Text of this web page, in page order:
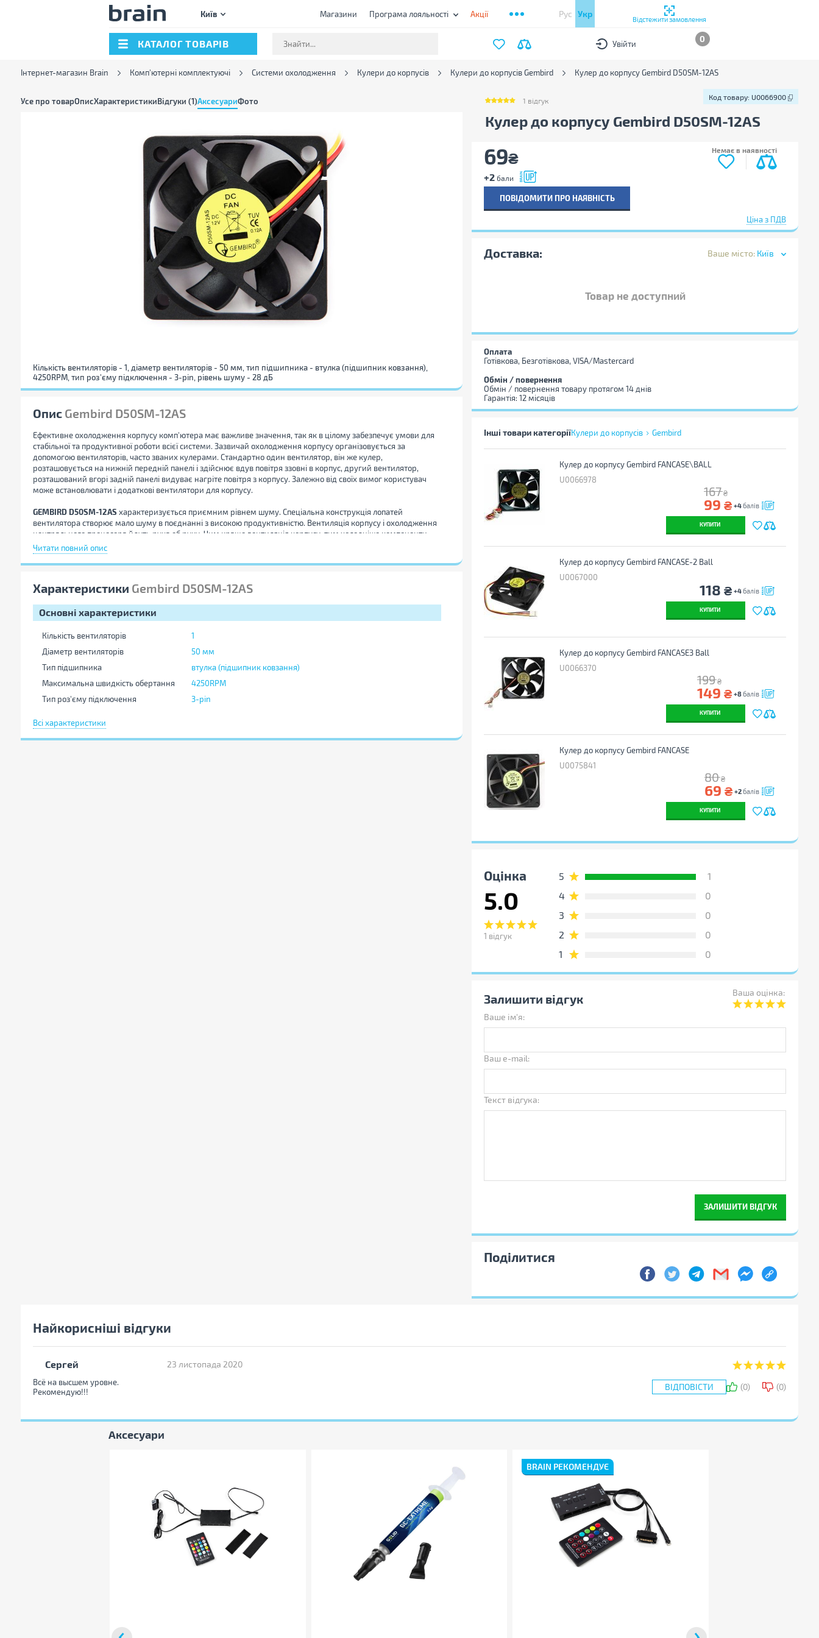
Київ Магазини Програма лояльності Акції Рус Укр
Відстежити замовлення
КАТАЛОГ ТОВАРІВ Увійти 0
Інтернет-магазин Brain Комп'ютерні комплектуючі Системи охолодження Кулери до корпусів Кулери до корпусів Gembird Кулер до корпусу Gembird D50SM-12AS
Усе про товарОписХарактеристикиВідгуки (1)АксесуариФото 1 відгук Код товару: U0066900
Кількість вентиляторів - 1, діаметр вентиляторів - 50 мм, тип підшипника - втулка (підшипник ковзання),
4250RPM, тип роз'єму підключення - 3-pin, рівень шуму - 28 дБ
Опис Gembird D50SM-12AS
Ефективне охолодження корпусу комп'ютера має важливе значення, так як в цілому забезпечує умови для
стабільної та продуктивної роботи всієї системи. Зазвичай охолодження корпусу організовується за
допомогою вентиляторів, часто званих кулерами. Стандартно один вентилятор, він же кулер,
розташовується на нижній передній панелі і здійснює вдув повітря ззовні в корпус, другий вентилятор,
розташований вгорі задній панелі видуває нагріте повітря з корпусу. Залежно від своїх вимог користувач
може встановлювати і додаткові вентилятори для корпусу.
GEMBIRD D50SM-12AS характеризується приємним рівнем шуму. Спеціальна конструкція лопатей
вентилятора створює мало шуму в поєднанні з високою продуктивністю. Вентиляція корпусу і охолодження
центрального процесора йдуть рука об руку. Чим краще вентиляція корпусу, тим холодніше компоненти,
тим стабільніше робота комп'ютера.
Читати повний опис
Характеристики Gembird D50SM-12AS
Основні характеристики
Кількість вентиляторів
1
Діаметр вентиляторів
50 мм
Тип підшипника
втулка (підшипник ковзання)
Максимальна швидкість обертання
4250RPM
Тип роз'єму підключення
3-pin
Додаткові характеристики
Всі характеристики
1 відгук Код товару: U0066900
Кулер до корпусу Gembird D50SM-12AS
69₴
+2 бали
Немає в наявності
ПОВІДОМИТИ ПРО НАЯВНІСТЬ
Ціна з ПДВ
Доставка: Ваше місто: Київ
Товар не доступний
Оплата
Готівкова, Безготівкова, VISA/Mastercard
Обмін / повернення
Обмін / повернення товару протягом 14 днів
Гарантія: 12 місяців
Інші товари категоріїКулери до корпусів Gembird
Кулер до корпусу Gembird FANCASE\BALL
U0066978
99 ₴
167₴
+4балів
КУПИТИ
Кулер до корпусу Gembird FANCASE-2 Ball
U0067000
118 ₴ +4балів
КУПИТИ
Кулер до корпусу Gembird FANCASE3 Ball
U0066370
149 ₴
199₴
+8балів
КУПИТИ
Кулер до корпусу Gembird FANCASE
U0075841
69 ₴
80₴
+2балів
КУПИТИ
Оцінка
5.0
1 відгук
5
1
4
0
3
0
2
0
1
0
Залишити відгук Ваша оцінка:
Ваше ім'я:
Ваш e-mail:
Текст відгука:
ЗАЛИШИТИ ВІДГУК
Поділитися
Найкорисніші відгуки
Сергей 23 листопада 2020
Всё на высшем уровне.
Рекомендую!!!
ВІДПОВІСТИ (0) (0)
Аксесуари
BRAIN РЕКОМЕНДУЄ